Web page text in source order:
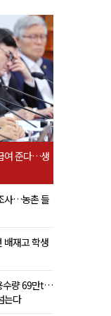
여 준다…생
사…농촌 들
배재고 학생
수량 69만t…
는다